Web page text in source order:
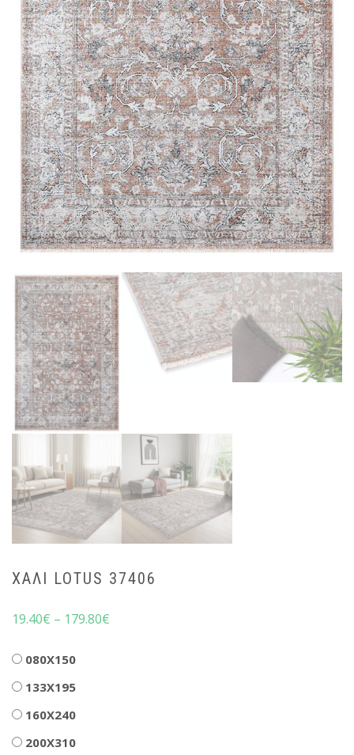
ΧΑΛΙ LOTUS 37406
19.40€ – 179.80€
080X150
133X195
160X240
200X310